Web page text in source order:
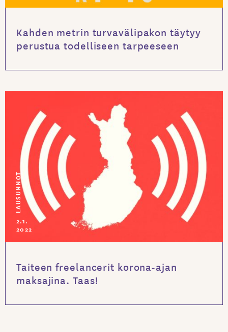
Kahden metrin turvavälipakon täytyy
perustua todelliseen tarpeeseen
LAUSUNNOT
2.1.
2022
Taiteen freelancerit korona-ajan
maksajina. Taas!